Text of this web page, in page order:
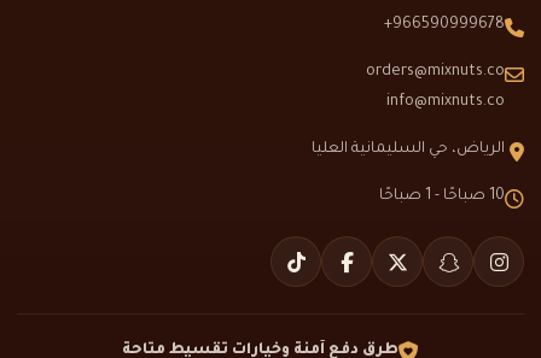
966590999678+
orders@mixnuts.co
info@mixnuts.co
الرياض، حي السليمانية العليا
10 صباحًا - 1 صباحًا
طرق دفع آمنة وخيارات تقسيط متاحة